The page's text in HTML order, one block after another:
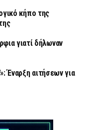
κήπο της
γιατί δήλωναν
Έναρξη αιτήσεων για